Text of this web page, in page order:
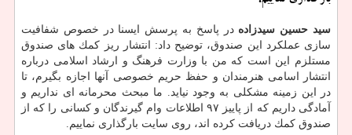
سید حسین سیدزاده در پاسخ به پرسش ایسنا در خصوص شفافیت
سازی عملكرد این صندوق، توضیح داد: انتشار ریز كمك های صندوق
مستلزم این است كه من با وزارت فرهنگ و ارشاد اسلامی درباره
انتشار اسامی هنرمندان و حفظ حریم خصوصی آنها اجازه بگیرم، تا
در این زمینه مشكلی به وجود نیاید. ما مبحث محرمانه ای نداریم و
آمادگی داریم كه از پاییز ۹۷ اطلاعات وام گیرندگان و كسانی را كه از
صندوق كمك دریافت كرده اند، روی سایت بارگذاری نماییم.